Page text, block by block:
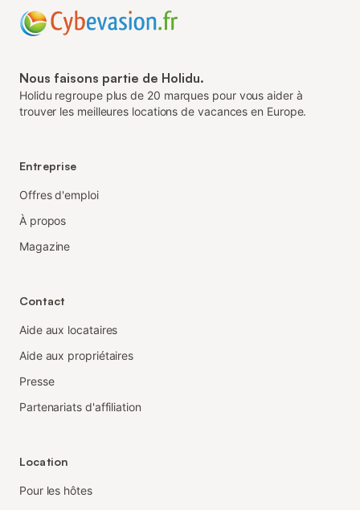
Nous faisons partie de Holidu.
Holidu regroupe plus de 20 marques pour vous aider à
trouver les meilleures locations de vacances en Europe.
Entreprise
Offres d'emploi
À propos
Magazine
Contact
Aide aux locataires
Aide aux propriétaires
Presse
Partenariats d'affiliation
Location
Pour les hôtes